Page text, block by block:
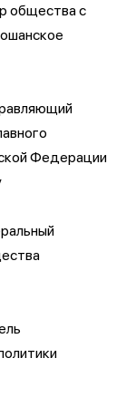
общества с
Федерации